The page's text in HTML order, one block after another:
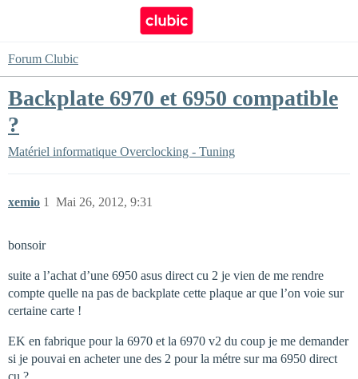
Forum Clubic
Backplate 6970 et 6950 compatible
?
Matériel informatique Overclocking - Tuning
xemio Mai 26, 2012, 9:31
1
bonsoir
suite a l’achat d’une 6950 asus direct cu 2 je vien de me rendre
compte quelle na pas de backplate cette plaque ar que l’on voie sur
certaine carte !
EK en fabrique pour la 6970 et la 6970 v2 du coup je me demander
si je pouvai en acheter une des 2 pour la métre sur ma 6950 direct
cu ?